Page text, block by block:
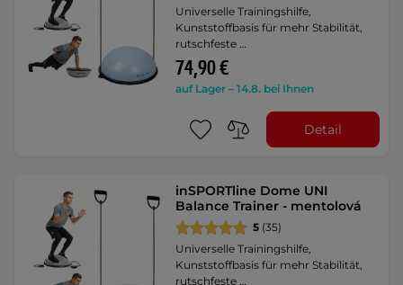
Universelle Trainingshilfe,
Kunststoffbasis für mehr Stabilität,
rutschfeste …
74,90 €
auf Lager – 14.8. bei Ihnen
Detail
inSPORTline Dome UNI
Balance Trainer - mentolová
5 (35)
Universelle Trainingshilfe,
Kunststoffbasis für mehr Stabilität,
rutschfeste …